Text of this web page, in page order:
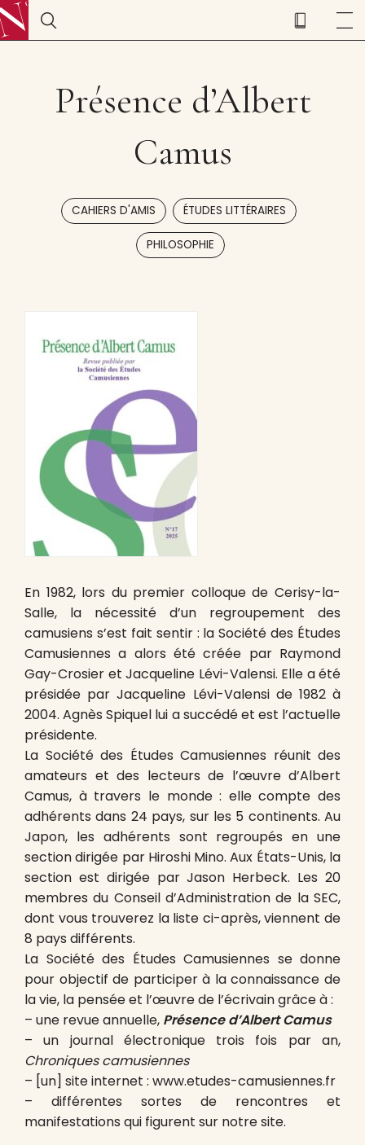
Présence d’Albert
Camus
CAHIERS D'AMIS , ÉTUDES LITTÉRAIRES
PHILOSOPHIE
En 1982, lors du premier colloque de Cerisy-la-
Salle, la nécessité d’un regroupement des
camusiens s’est fait sentir : la Société des Études
Camusiennes a alors été créée par Raymond
Gay-Crosier et Jacqueline Lévi-Valensi. Elle a été
présidée par Jacqueline Lévi-Valensi de 1982 à
2004. Agnès Spiquel lui a succédé et est l’actuelle
présidente.
La Société des Études Camusiennes réunit des
amateurs et des lecteurs de l’œuvre d’Albert
Camus, à travers le monde : elle compte des
adhérents dans 24 pays, sur les 5 continents. Au
Japon, les adhérents sont regroupés en une
section dirigée par Hiroshi Mino. Aux États-Unis, la
section est dirigée par Jason Herbeck. Les 20
membres du Conseil d’Administration de la SEC,
dont vous trouverez la liste ci-après, viennent de
8 pays différents.
La Société des Études Camusiennes se donne
pour objectif de participer à la connaissance de
la vie, la pensée et l’œuvre de l’écrivain grâce à :
– une revue annuelle, Présence d’Albert Camus
– un journal électronique trois fois par an,
Chroniques camusiennes
– [un] site internet : www.etudes-camusiennes.fr
– différentes sortes de rencontres et
manifestations qui figurent sur notre site.